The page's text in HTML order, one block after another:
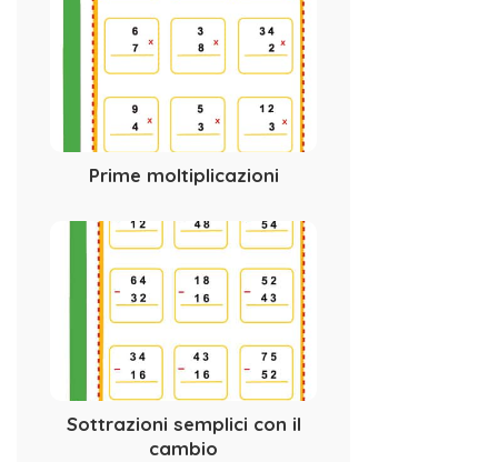
Prime moltiplicazioni
Sottrazioni semplici con il
cambio